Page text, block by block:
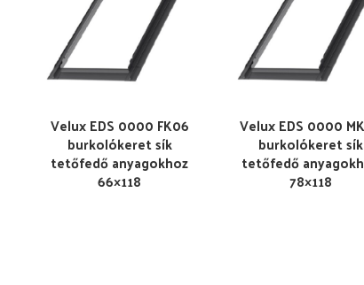
Velux EDS 0000 FK06
burkolókeret sík
tetőfedő anyagokhoz
66×118
Velux EDS 0000
burkolókeret sík
tetőfedő
78×118